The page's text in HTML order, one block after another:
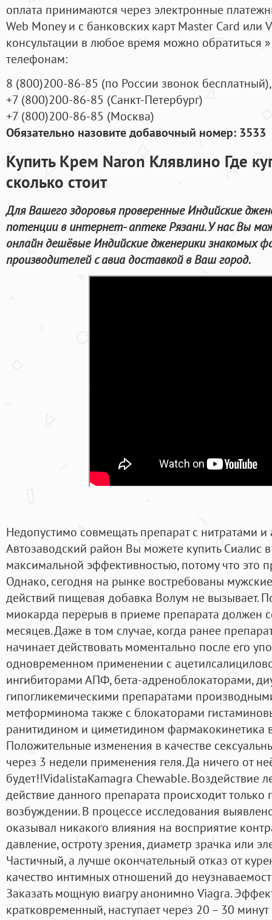
оплата принимаются через электронные
Web Money и с банковских карт Master Card или
консультации в любое время можно обратиться
телефонам:
8 (800)200-86-85 (по России звонок бесплатный),
+7 (800)200-86-85 (Санкт-Петербург)
+7 (800)200-86-85 (Москва)
Обязательно назовите добавочный номер: 3533
Купить Крем Naron Клявлино Где
сколько стоит
Для Вашего здоровья проверенные Индийские
потенции в интернет- аптеке Рязани. У нас Вы
онлайн дешёвые Индийские дженерики знакомых
производителей с авиа доставкой в Ваш город.
Недопустимо совмещать препарат с нитратами и
Автозаводский район Вы можете купить Сиалис
максимальной эффективностью, потому что это
Однако, сегодня на рынке востребованы
действий пищевая добавка Волум не вызывает.
миокарда перерыв в приеме препарата должен
месяцев. Даже в том случае, когда ранее
начинает действовать моментально после его
одновременном применении с
ингибиторами АПФ, бета-адреноблокаторами,
гипогликемическими препаратами
метформинома также с блокаторами
ранитидином и циметидином фармакокинетика
Положительные изменения в качестве
через 3 недели применения геля. Да ничего от
будет!!VidalistaKamagra Chewable. Воздействие
действие данного препарата происходит
возбуждении. В процессе исследования
оказывал никакого влияния на восприятие
давление, остроту зрения, диаметр зрачка или
Частичный, а лучше окончательный отказ от
качество интимных отношений до
Заказать мощную виагру анонимно Viagra.
кратковременный, наступает через 20 – 30